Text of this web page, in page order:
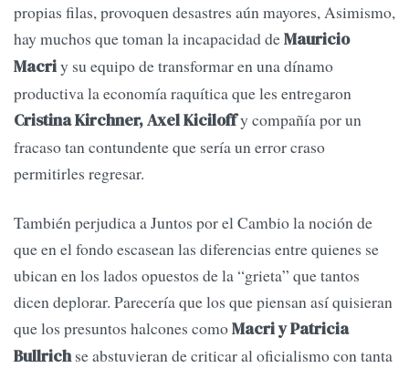
propias filas, provoquen desastres aún mayores, Asimismo,
hay muchos que toman la incapacidad deMauricio
Macriy su equipo de transformar en una dínamo
productiva la economía raquítica que les entregaron
Cristina Kirchner, Axel Kiciloffy compañía por un
fracaso tan contundente que sería un error craso
permitirles regresar.
También perjudica a Juntos por el Cambio la noción de
que en el fondo escasean las diferencias entre quienes se
ubican en los lados opuestos de la “grieta” que tantos
dicen deplorar. Parecería que los que piensan así quisieran
que los presuntos halcones comoMacri y Patricia
Bullrichse abstuvieran de criticar al oficialismo con tanta